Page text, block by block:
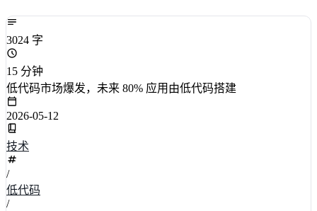
3024 字
15 分钟
低代码市场爆发，未来 80% 应用由低代码搭建
2026-05-12
技术
/
低代码
/